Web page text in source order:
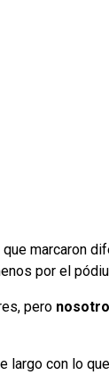
marcaron
por el
pero
con lo